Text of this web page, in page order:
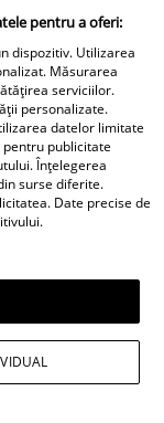
Cum s-
Prima
a României la
nu a fost atât
momentului
pentru a oferi:
dispozitiv. Utilizarea
Măsurarea
serviciilor.
personalizate.
datelor limitate
publicitate
Înțelegerea
surse diferite.
Date precise de